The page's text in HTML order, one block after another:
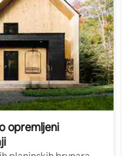
opremljeni